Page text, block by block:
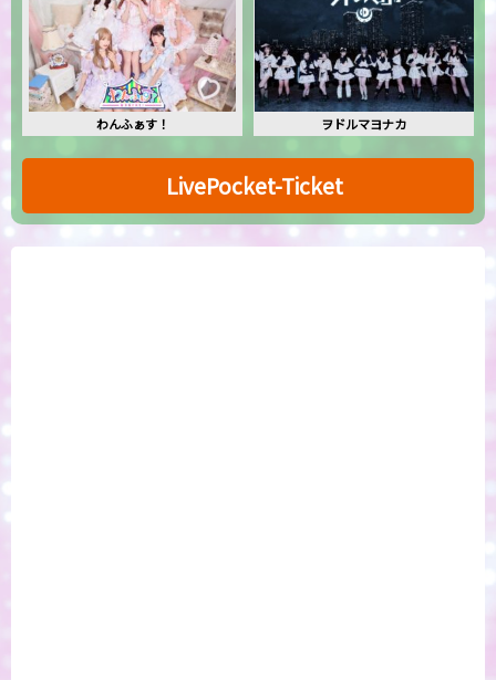
わんふぁす！ ヲドルマヨナカ
LivePocket-Ticket